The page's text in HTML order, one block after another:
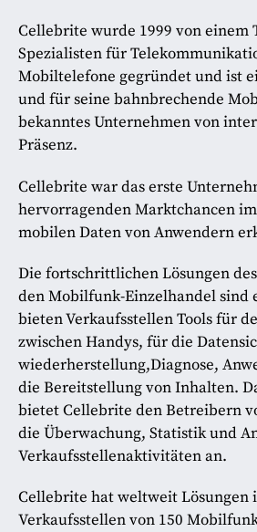
Cellebrite wurde 1999 von einem
Spezialisten für
Mobiltelefone gegründet und ist
und für seine bahnbrechende
bekanntes Unternehmen von
Präsenz.
Cellebrite war das erste
hervorragenden Marktchancen
mobilen Daten von Anwendern
Die fortschrittlichen Lösungen
den Mobilfunk-Einzelhandel sind
bieten Verkaufsstellen Tools für
zwischen Handys, für die
wiederherstellung,Diagnose,
die Bereitstellung von Inhalten.
bietet Cellebrite den Betreibern
die Überwachung, Statistik und
Verkaufsstellenaktivitäten an.
Cellebrite hat weltweit Lösungen
Verkaufsstellen von 150